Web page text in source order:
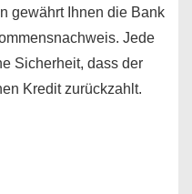
gewährt Ihnen die Bank
Jede
Sicherheit, dass der
Kredit zurückzahlt.